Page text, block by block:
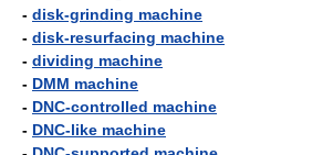
- disk-grinding machine
- disk-resurfacing machine
- dividing machine
- DMM machine
- DNC-controlled machine
- DNC-like machine